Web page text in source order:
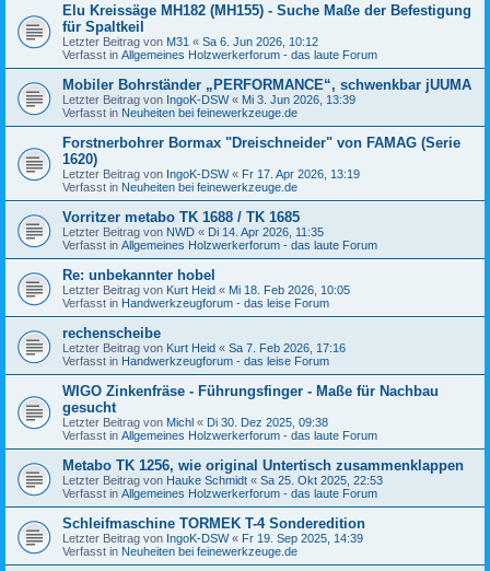
Elu Kreissäge MH182 (MH155) - Suche Maße der Befestigung
für Spaltkeil
Letzter Beitrag von M31 « Sa 6. Jun 2026, 10:12
Verfasst in Allgemeines Holzwerkerforum - das laute Forum
Mobiler Bohrständer „PERFORMANCE“, schwenkbar jUUMA
Letzter Beitrag von IngoK-DSW« Mi 3. Jun 2026, 13:39
Verfasst in Neuheiten bei feinewerkzeuge.de
Forstnerbohrer Bormax "Dreischneider" von FAMAG (Serie
1620)
Letzter Beitrag von IngoK-DSW« Fr 17. Apr 2026, 13:19
Verfasst in Neuheiten bei feinewerkzeuge.de
Vorritzer metabo TK 1688 / TK 1685
Letzter Beitrag von NWD « Di 14. Apr 2026, 11:35
Verfasst in Allgemeines Holzwerkerforum - das laute Forum
Re: unbekannter hobel
Letzter Beitrag von Kurt Heid « Mi 18. Feb 2026, 10:05
Verfasst in Handwerkzeugforum - das leise Forum
rechenscheibe
Letzter Beitrag von Kurt Heid « Sa 7. Feb 2026, 17:16
Verfasst in Handwerkzeugforum - das leise Forum
WIGO Zinkenfräse - Führungsfinger - Maße für Nachbau
gesucht
Letzter Beitrag von Michl « Di 30. Dez 2025, 09:38
Verfasst in Allgemeines Holzwerkerforum - das laute Forum
Metabo TK 1256, wie original Untertisch zusammenklappen
Letzter Beitrag von Hauke Schmidt « Sa 25. Okt 2025, 22:53
Verfasst in Allgemeines Holzwerkerforum - das laute Forum
Schleifmaschine TORMEK T-4 Sonderedition
Letzter Beitrag von IngoK-DSW« Fr 19. Sep 2025, 14:39
Verfasst in Neuheiten bei feinewerkzeuge.de